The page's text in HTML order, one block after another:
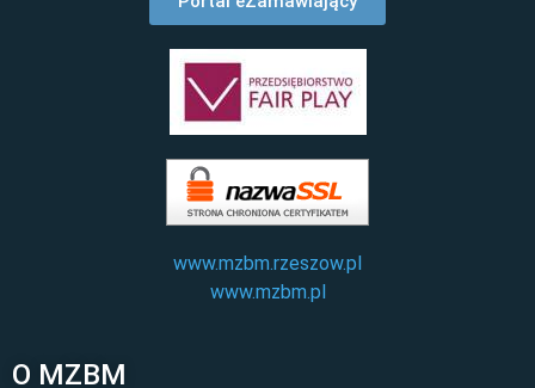
O MZBM
www.mzbm.rzeszow.pl
www.mzbm.pl